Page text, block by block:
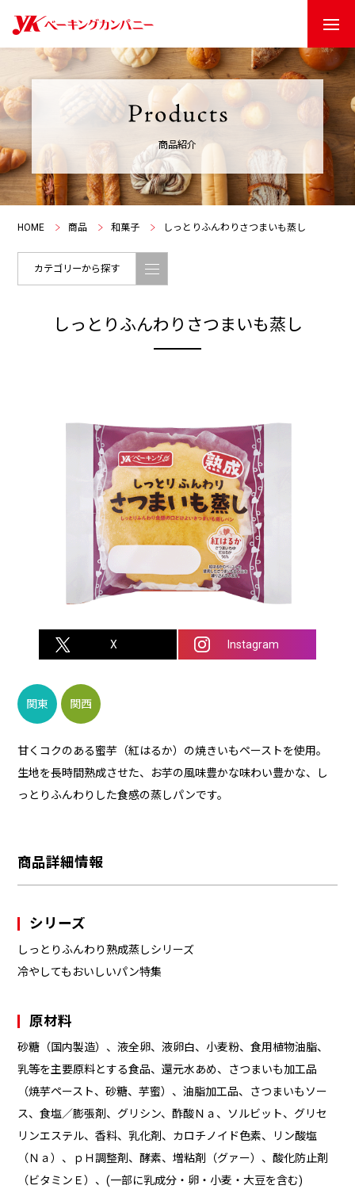
商品紹介
HOME 商品 和菓子 しっとりふんわりさつまいも蒸し
カテゴリーから探す
しっとりふんわりさつまいも蒸し
関東 関西
甘くコクのある蜜芋（紅はるか）の焼きいもペーストを使用。
生地を長時間熟成させた、お芋の風味豊かな味わい豊かな、し
っとりふんわりした食感の蒸しパンです。
X Instagram
商品詳細情報
シリーズ
しっとりふんわり熟成蒸しシリーズ
冷やしてもおいしいパン特集
原材料
砂糖（国内製造）、液全卵、液卵白、小麦粉、食用植物油脂、
乳等を主要原料とする食品、還元水あめ、さつまいも加工品
（焼芋ペースト、砂糖、芋蜜）、油脂加工品、さつまいもソー
ス、食塩／膨張剤、グリシン、酢酸Ｎａ、ソルビット、グリセ
リンエステル、香料、乳化剤、カロチノイド色素、リン酸塩
（Ｎａ）、ｐＨ調整剤、酵素、増粘剤（グァー）、酸化防止剤
（ビタミンＥ）、(一部に乳成分・卵・小麦・大豆を含む)